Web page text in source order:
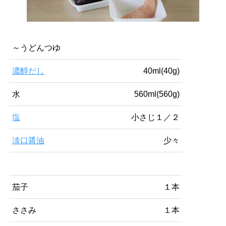
～うどんつゆ
濃醇だし 40ml(40g)
水 560ml(560g)
塩 小さじ１／２
淡口醤油 少々
茄子 １本
ささみ １本